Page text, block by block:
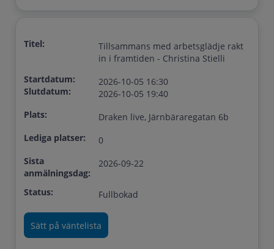
Titel:
Tillsammans med arbetsglädje rakt
in i framtiden - Christina Stielli
Startdatum:
Slutdatum:
2026-10-05 16:30
2026-10-05 19:40
Plats:
Draken live, Järnbäraregatan 6b
Lediga platser:
0
Sista
anmälningsdag:
2026-09-22
Status: Fullbokad